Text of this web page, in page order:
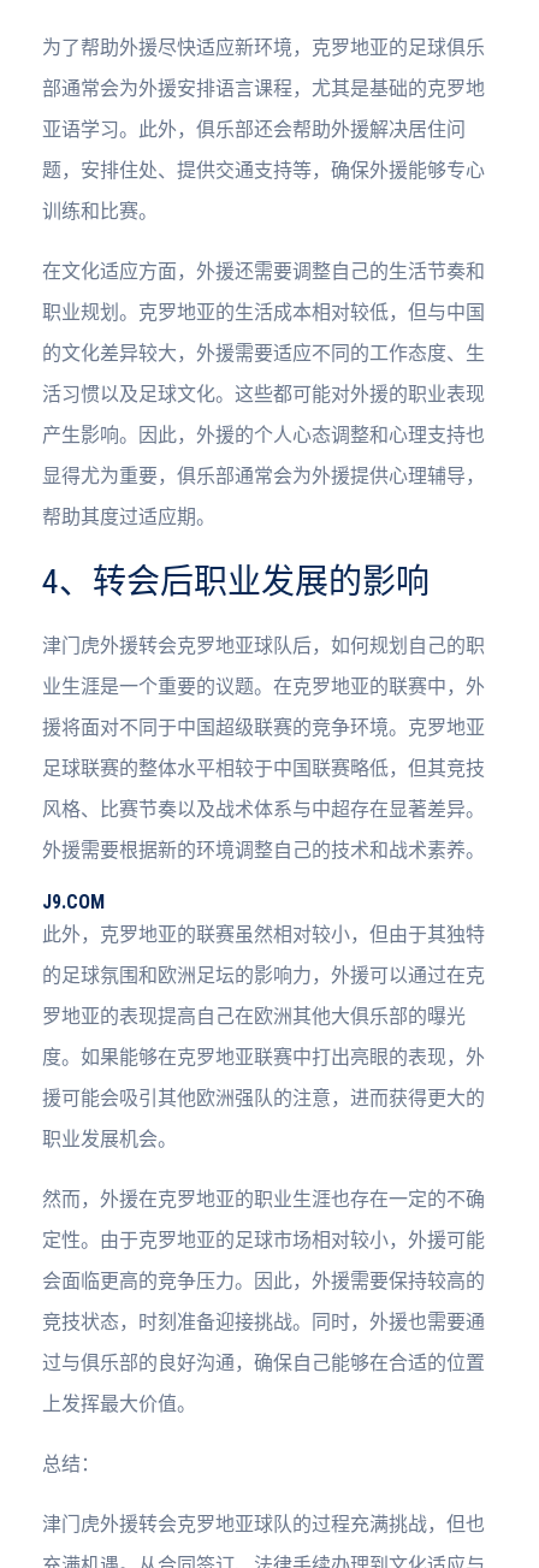
为了帮助外援尽快适应新环境，克罗地亚的足球俱乐
部通常会为外援安排语言课程，尤其是基础的克罗地
亚语学习。此外，俱乐部还会帮助外援解决居住问
题，安排住处、提供交通支持等，确保外援能够专心
训练和比赛。
在文化适应方面，外援还需要调整自己的生活节奏和
职业规划。克罗地亚的生活成本相对较低，但与中国
的文化差异较大，外援需要适应不同的工作态度、生
活习惯以及足球文化。这些都可能对外援的职业表现
产生影响。因此，外援的个人心态调整和心理支持也
显得尤为重要，俱乐部通常会为外援提供心理辅导，
帮助其度过适应期。
4、转会后职业发展的影响
津门虎外援转会克罗地亚球队后，如何规划自己的职
业生涯是一个重要的议题。在克罗地亚的联赛中，外
援将面对不同于中国超级联赛的竞争环境。克罗地亚
足球联赛的整体水平相较于中国联赛略低，但其竞技
风格、比赛节奏以及战术体系与中超存在显著差异。
外援需要根据新的环境调整自己的技术和战术素养。
J9.COM
此外，克罗地亚的联赛虽然相对较小，但由于其独特
的足球氛围和欧洲足坛的影响力，外援可以通过在克
罗地亚的表现提高自己在欧洲其他大俱乐部的曝光
度。如果能够在克罗地亚联赛中打出亮眼的表现，外
援可能会吸引其他欧洲强队的注意，进而获得更大的
职业发展机会。
然而，外援在克罗地亚的职业生涯也存在一定的不确
定性。由于克罗地亚的足球市场相对较小，外援可能
会面临更高的竞争压力。因此，外援需要保持较高的
竞技状态，时刻准备迎接挑战。同时，外援也需要通
过与俱乐部的良好沟通，确保自己能够在合适的位置
上发挥最大价值。
总结：
津门虎外援转会克罗地亚球队的过程充满挑战，但也